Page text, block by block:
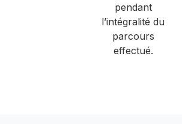
pendant
l’intégralité du
parcours
effectué.